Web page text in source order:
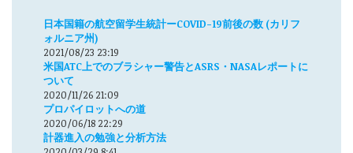
日本国籍の航空留学生統計ーCOVID-19前後の数 (カリフ
ォルニア州)
2021/08/23 23:19
米国ATC上でのブラシャー警告とASRS・NASAレポートに
ついて
2020/11/26 21:09
プロパイロットへの道
2020/06/18 22:29
計器進入の勉強と分析方法